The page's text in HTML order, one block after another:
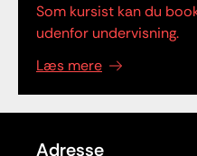
Som kursist kan du
udenfor undervisning.
Læs mere
Adresse